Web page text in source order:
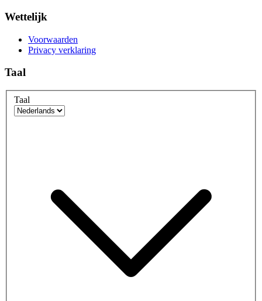
Wettelijk
Voorwaarden
Privacy verklaring
Taal
Taal